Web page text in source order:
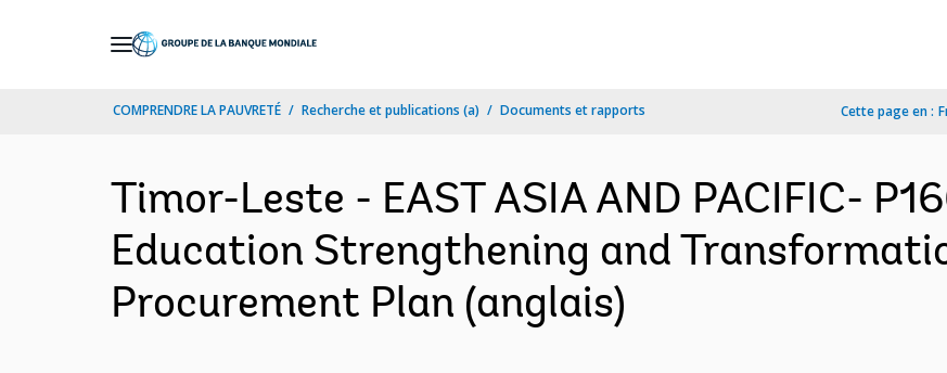
COMPRENDRE LA PAUVRETÉ Recherche et publications (a) Documents et rapports Cette page en :
Timor-Leste - EAST ASIA AND PACIFIC-
Education Strengthening and
Procurement Plan (anglais)